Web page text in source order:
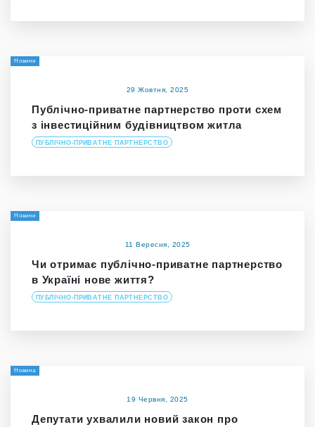
Новини
29 Жовтня, 2025
Публічно-приватне партнерство проти схем
з інвестиційним будівництвом житла
ПУБЛІЧНО-ПРИВАТНЕ ПАРТНЕРСТВО
Новини
11 Вересня, 2025
Чи отримає публічно-приватне партнерство
в Україні нове життя?
ПУБЛІЧНО-ПРИВАТНЕ ПАРТНЕРСТВО
Новина
19 Червня, 2025
Депутати ухвалили новий закон про